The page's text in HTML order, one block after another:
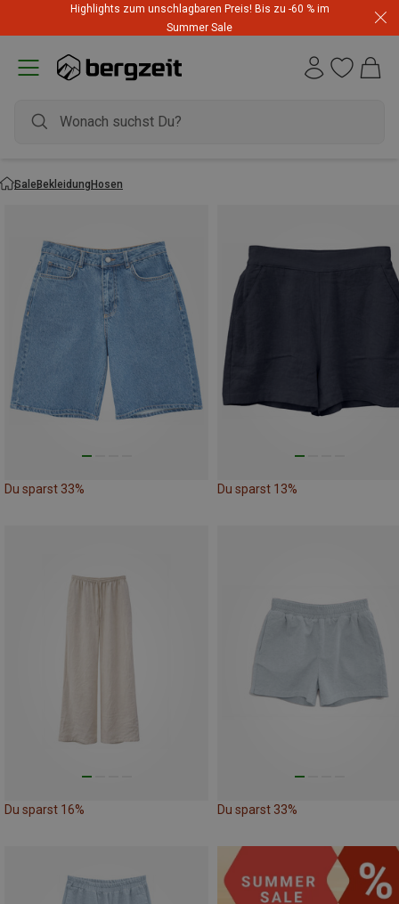
Highlights zum unschlagbaren Preis! Bis zu -60 % im
Summer Sale
SaleBekleidungHosen
Du sparst 33% Du sparst 13%
Du sparst 16% Du sparst 33%